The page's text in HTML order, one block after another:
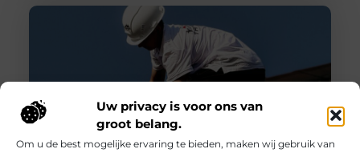
Uw privacy is voor ons van
groot belang.
Om u de best mogelijke ervaring te bieden, maken wij gebruik van